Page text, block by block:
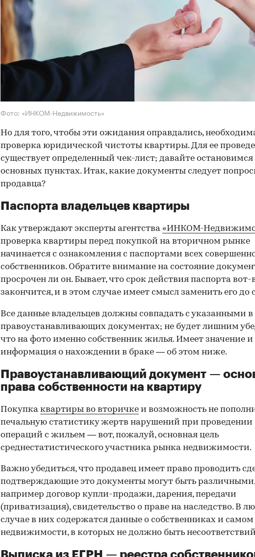
Фото: «ИНКОМ-Недвижимость»
Но для того, чтобы эти ожидания оправдались,
проверка юридической чистоты квартиры. Для ее
существует определенный чек-лист; давайте остановимся
основных пунктах. Итак, какие документы следует
продавца?
Паспорта владельцев квартиры
Как утверждают эксперты агентства «ИНКОМ-
проверка квартиры перед покупкой на вторичном рынке
начинается с ознакомления с паспортами всех
собственников. Обратите внимание на состояние
просрочен ли он. Бывает, что срок действия паспорта вот-
закончится, и в этом случае имеет смысл заменить его до
Все данные владельцев должны совпадать с указанными в
правоустанавливающих документах; не будет лишним
что на фото именно собственник жилья. Имеет значение и
информация о нахождении в браке — об этом ниже.
Правоустанавливающий документ —
права собственности на квартиру
Покупка квартиры во вторичке и возможность не
печальную статистику жертв нарушений при проведении
операций с жильем — вот, пожалуй, основная цель
среднестатистического участника рынка недвижимости.
Важно убедиться, что продавец имеет право проводить
подтверждающие это документы могут быть различными,
например договор купли-продажи, дарения, передачи
(приватизация), свидетельство о праве на наследство. В
случае в них содержатся данные о собственниках и самом
недвижимости, в которых не должно быть
Выписка из ЕГРН — реестра